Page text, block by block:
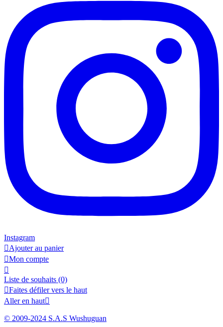
Instagram
Ajouter au panier
Mon compte

Liste de souhaits (0)
Faites défiler vers le haut
Aller en haut
© 2009-2024 S.A.S Wushuguan